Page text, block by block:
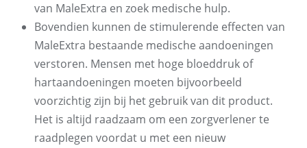
van MaleExtra en zoek medische hulp.
Bovendien kunnen de stimulerende effecten van
MaleExtra bestaande medische aandoeningen
verstoren. Mensen met hoge bloeddruk of
hartaandoeningen moeten bijvoorbeeld
voorzichtig zijn bij het gebruik van dit product.
Het is altijd raadzaam om een ​​zorgverlener te
raadplegen voordat u met een nieuw